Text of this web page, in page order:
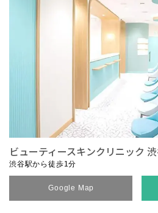
ビューティースキンクリニック
渋谷駅から徒歩1分
Google Map